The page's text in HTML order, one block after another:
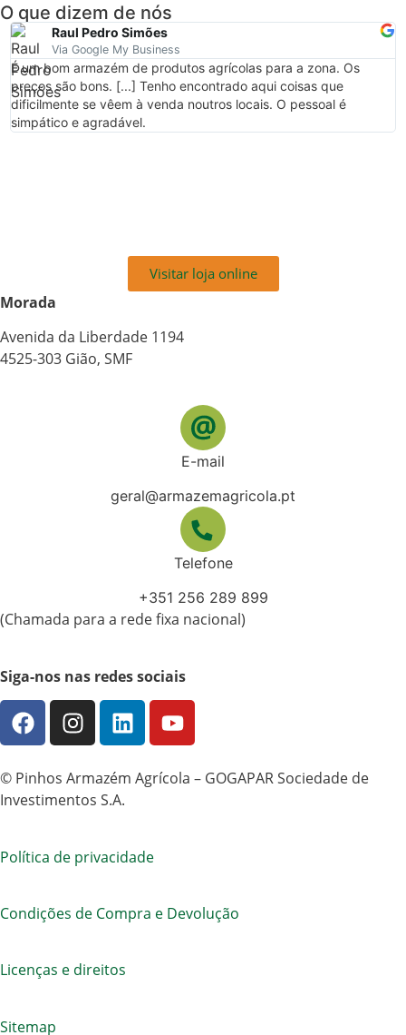
O que dizem de nós
Raul Pedro Simões
Via Google My Business
É um bom armazém de produtos agrícolas para a zona. Os
preços são bons. [...] Tenho encontrado aqui coisas que
dificilmente se vêem à venda noutros locais. O pessoal é
simpático e agradável.
Visitar loja online
Morada
Avenida da Liberdade 1194
4525-303 Gião, SMF
E-mail
geral@armazemagricola.pt
Telefone
+351 256 289 899
(Chamada para a rede fixa nacional)
Siga-nos nas redes sociais
© Pinhos Armazém Agrícola – GOGAPAR Sociedade de
Investimentos S.A.
Política de privacidade
Condições de Compra e Devolução
Licenças e direitos
Sitemap